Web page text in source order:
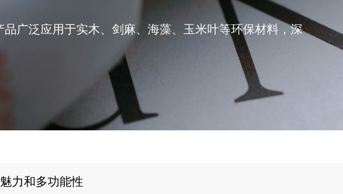
广泛应用于实木、剑麻、海藻、玉米叶等环保材料，深
力和多功能性